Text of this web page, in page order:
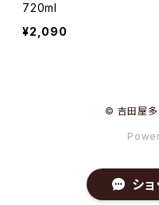
720ml
¥2,090
© 吉田屋
シ